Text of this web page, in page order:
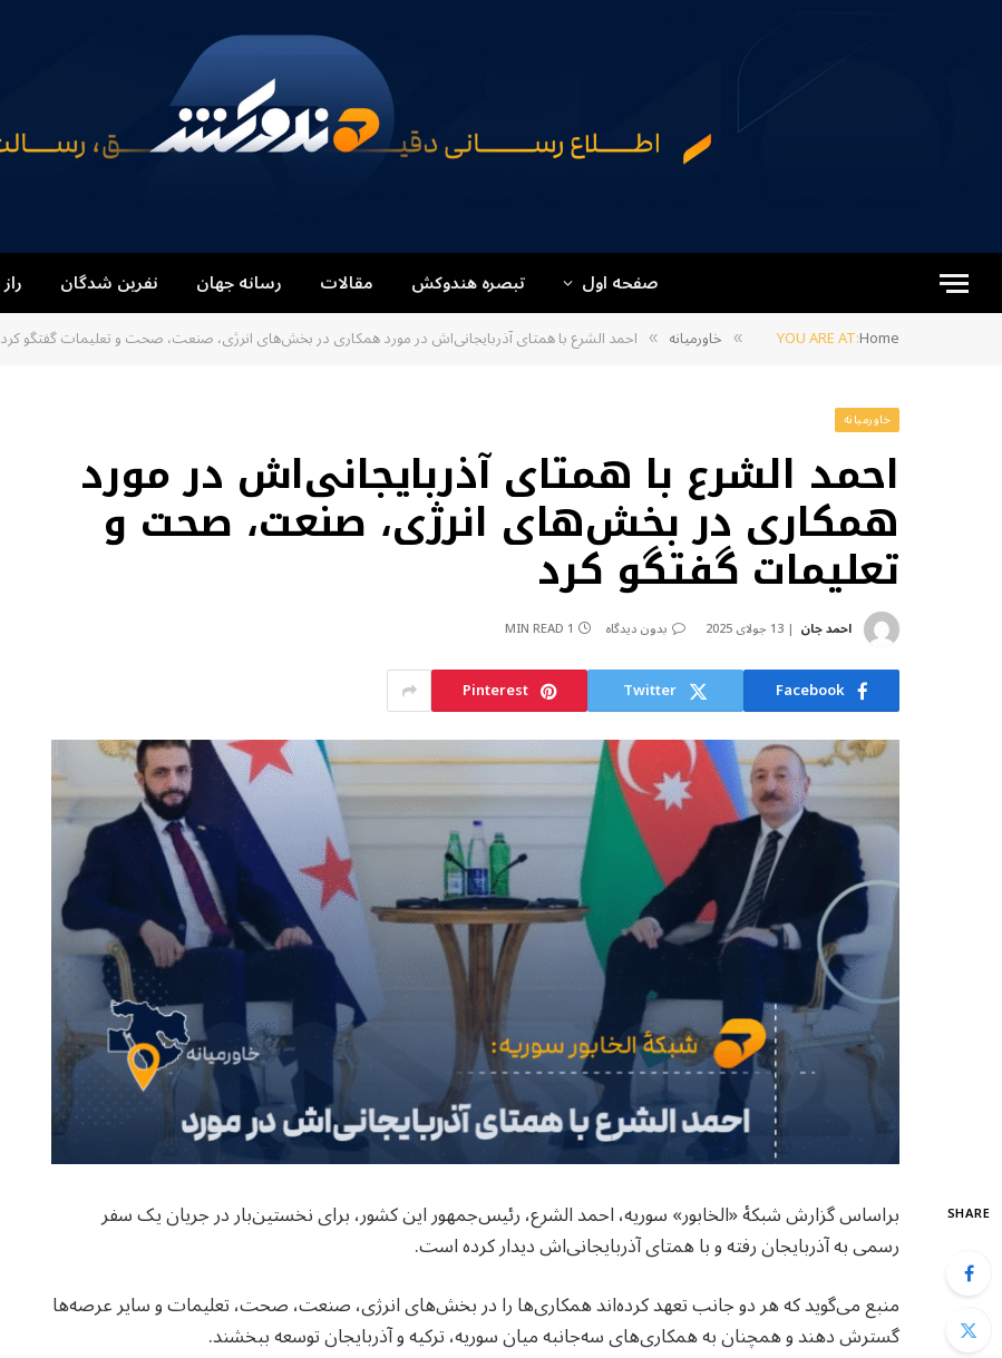
صفحه اول تبصره هندوکش مقالات رسانه جهان نفرین شدگان راز
YOU ARE AT:Home
» خاورمیانه » احمد الشرع با همتای آذربایجانی‌اش در مورد همکاری در بخش‌های انرژی، صنعت، صحت و تعلیمات گفتگو کرد
خاورمیانه
احمد الشرع با همتای آذربایجانی‌اش در مورد
همکاری در بخش‌های انرژی، صنعت، صحت و
تعلیمات گفتگو کرد
احمد جان 13 جولای 2025 بدون دیدگاه 1 MIN READ
Facebook
Twitter
Pinterest
SHARE
براساس گزارش شبکهٔ «الخابور» سوریه، احمد الشرع، رئیس‌جمهور این کشور، برای نخستین‌بار در جریان یک سفر
رسمی به آذربایجان رفته و با همتای آذربایجانی‌اش دیدار کرده است.
منبع می‌گوید که هر دو جانب تعهد کرده‌اند همکاری‌ها را در بخش‌های انرژی، صنعت، صحت، تعلیمات و سایر عرصه‌ها
گسترش دهند و همچنان به همکاری‌های سه‌جانبه میان سوریه، ترکیه و آذربایجان توسعه ببخشند.